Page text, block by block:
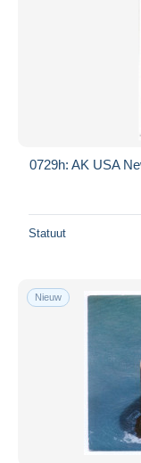
0729h: AK USA
Statuut
Nieuw